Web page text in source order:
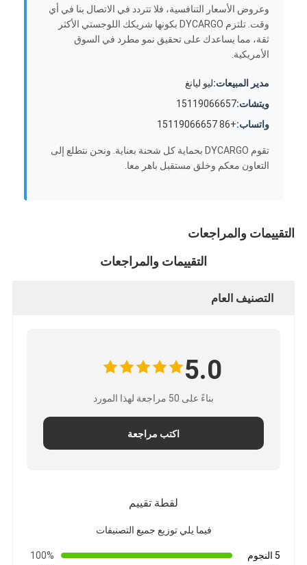
وعروض الأسعار التنافسية، فلا تتردد في الاتصال بنا في أي
وقت. تلتزم DYCARGO بكونها شريكك اللوجستي الأكثر
ثقة، مما يساعدك على تحقيق نمو مطرد في السوق
الأمريكية.
مدير المبيعات:ليو ليانغ
ويتشات:15119066657
واتساب:+86 15119066657
تقوم DYCARGO بحماية كل شحنة بعناية. ونحن نتطلع إلى
التعاون معكم وخلق مستقبل باهر معا.
التقييمات والمراجعات
التقييمات والمراجعات
التصنيف العام
5.0
بناءً على 50 مراجعة لهذا المورد
اكتب مراجعة
لقطة تقييم
فيما يلي توزيع جميع التصنيفات
5 النجوم
100%